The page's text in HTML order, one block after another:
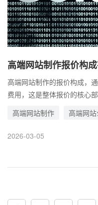
高端网站制作报价构
报价差异明显
高端网站制作的报价构成，
费用，这是整体报价的核心
设计，设计费因此较高。 而
体现在技术能力、服务标准
采取模板化建站方式，虽然
高端网站制作 高端网
2026-03-05